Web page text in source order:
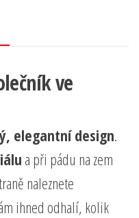
ve
elegantní design.
a při pádu na zem
naleznete
ihned odhalí, kolik